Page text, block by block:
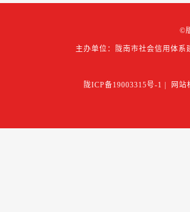
©
主办单位：陇南市社会信用体系
陇ICP备19003315号-1 网站